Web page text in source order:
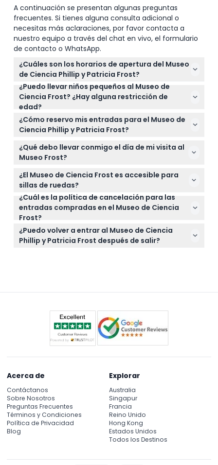
A continuación se presentan algunas preguntas
frecuentes. Si tienes alguna consulta adicional o
necesitas más aclaraciones, por favor contacta a
nuestro equipo a través del chat en vivo, el formulario
de contacto o WhatsApp.
¿Cuáles son los horarios de apertura del Museo
de Ciencia Phillip y Patricia Frost?
El museo está abierto todos los días de 10:00 a.m. a
5:00 p.m. de lunes a jueves, y de 10:00 a.m. a 6:00
p.m. de viernes a domingo (sujeto a cambios — por
favor confirme al momento de la reserva).
¿Puedo llevar niños pequeños al Museo de
Ciencia Frost? ¿Hay alguna restricción de
edad?
Los niños de 0 a 3 años entran gratis, pero los niños
de 0 a 11 deben estar acompañados por un adulto
que haya pagado. Cualquier persona de 12 años en
adelante requiere un boleto completo de adulto.
¿Cómo reservo mis entradas para el Museo de
Ciencia Phillip y Patricia Frost?
Puede reservar fácilmente sus entradas en línea
aquí mismo en este sitio web para asegurar acceso
a las exposiciones.
¿Qué debo llevar conmigo el día de mi visita al
Museo Frost?
Lleve su entrada impresa o en el móvil para la
entrada y zapatos cómodos para explorar las
¿El Museo de Ciencia Frost es accesible para
sillas de ruedas?
Sí, el museo es accesible para sillas de ruedas y
atiende a visitantes con necesidades de movilidad
en todo el recinto.
¿Cuál es la política de cancelación para las
entradas compradas en el Museo de Ciencia
Frost?
Las entradas no son reembolsables y no pueden
cancelarse, así que por favor asegúrese de sus
planes antes de reservar.
¿Puedo volver a entrar al Museo de Ciencia
Phillip y Patricia Frost después de salir?
Acerca de
Contáctanos
Sobre Nosotros
Preguntas Frecuentes
Términos y Condiciones
Política de Privacidad
Blog
Explorar
Australia
Singapur
Francia
Reino Unido
Hong Kong
Estados Unidos
Todos los Destinos